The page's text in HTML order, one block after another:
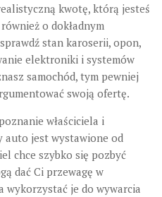
kwotę, którą jesteś
o dokładnym
stan karoserii, opon,
elektroniki i systemów
samochód, tym pewniej
swoją ofertę.
właściciela i
auto jest wystawione od
chce szybko się pozbyć
dać Ci przewagę w
wykorzystać je do wywarcia